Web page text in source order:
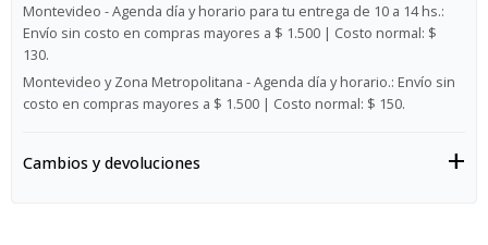
Montevideo - Agenda día y horario para tu entrega de 10 a 14 hs.:
Envío sin costo en compras mayores a $ 1.500 | Costo normal: $
130.
Montevideo y Zona Metropolitana - Agenda día y horario.: Envío sin
costo en compras mayores a $ 1.500 | Costo normal: $ 150.
Cambios y devoluciones